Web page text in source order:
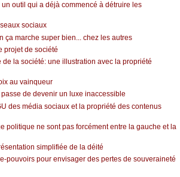
un outil qui a déjà commencé à détruire les
sociaux
ça marche super bien... chez les autres
projet de société
de la société: une illustration avec la propriété
au vainqueur
de devenir un luxe inaccessible
des média sociaux et la propriété des contenus
politique ne sont pas forcément entre la gauche et la
simplifiée de la déité
pouvoirs pour envisager des pertes de souveraineté